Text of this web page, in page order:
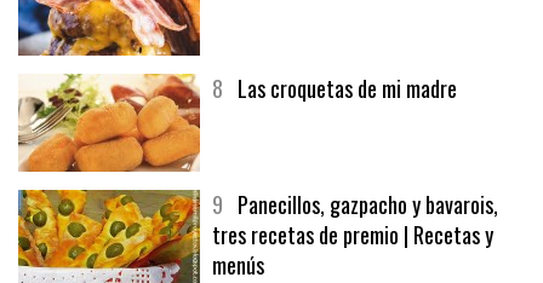
8 Las croquetas de mi madre
9 Panecillos, gazpacho y bavarois,
tres recetas de premio | Recetas y
menús